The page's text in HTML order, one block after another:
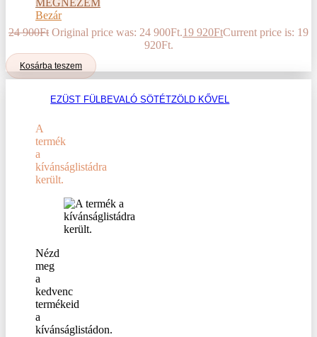
MEGNÉZEM
Bezár
24 900Ft Original price was: 24 900Ft.19 920FtCurrent price is: 19
920Ft.
Kosárba teszem
EZÜST FÜLBEVALÓ SÖTÉTZÖLD KŐVEL
A
termék
a
kívánságlistádra
került.
Nézd
meg
a
kedvenc
termékeid
a
kívánságlistádon.